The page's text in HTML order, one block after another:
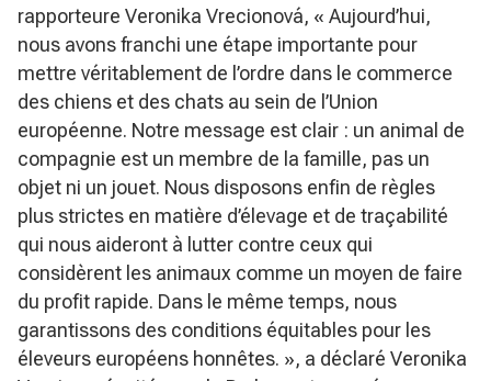
rapporteure Veronika Vrecionová, « Aujourd’hui,
nous avons franchi une étape importante pour
mettre véritablement de l’ordre dans le commerce
des chiens et des chats au sein de l’Union
européenne. Notre message est clair : un animal de
compagnie est un membre de la famille, pas un
objet ni un jouet. Nous disposons enfin de règles
plus strictes en matière d’élevage et de traçabilité
qui nous aideront à lutter contre ceux qui
considèrent les animaux comme un moyen de faire
du profit rapide. Dans le même temps, nous
garantissons des conditions équitables pour les
éleveurs européens honnêtes. », a déclaré Veronika